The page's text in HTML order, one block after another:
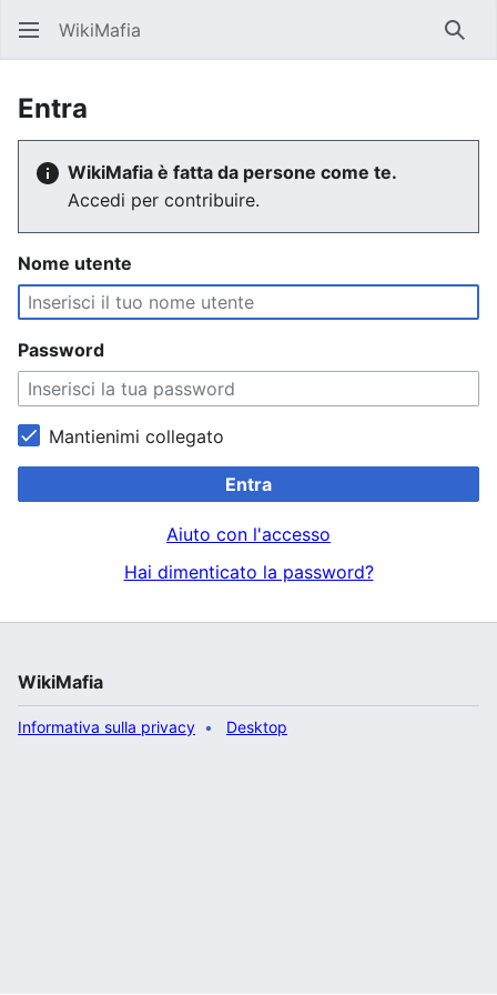
WikiMafia
Entra
WikiMafia è fatta da persone come te.
Accedi per contribuire.
Nome utente
Password
Mantienimi collegato
Entra
Aiuto con l'accesso
Hai dimenticato la password?
WikiMafia
Informativa sulla privacy Desktop